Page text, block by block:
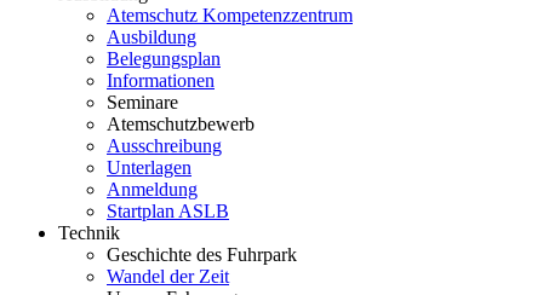
Atemschutz Kompetenzzentrum
Ausbildung
Belegungsplan
Informationen
Seminare
Atemschutzbewerb
Ausschreibung
Unterlagen
Anmeldung
Startplan ASLB
Technik
Geschichte des Fuhrpark
Wandel der Zeit